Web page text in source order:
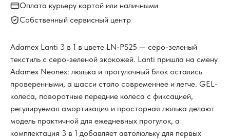
Оплата курьеру картой или наличными
Собственный сервисный центр
Adamex Lanti 3 в 1 в цвете LN-PS25 — серо-зеленый
текстиль с серо-зеленой экокожей. Lanti пришла на смену
Adamex Neonex: люлька и прогулочный блок остались
проверенными, а шасси стало современнее и легче. GEL-
колеса, поворотные передние колеса с фиксацией,
регулируемая амортизация и просторная люлька делают
модель практичной для ежедневных прогулок, а
комплектация 3 в 1 добавляет автолюльку для первых